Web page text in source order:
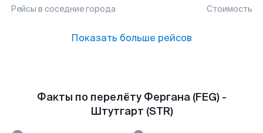
Рейсы в соседние города Стоимость
Показать больше рейсов
Факты по перелёту Фергана (FEG) -
Штутгарт (STR)